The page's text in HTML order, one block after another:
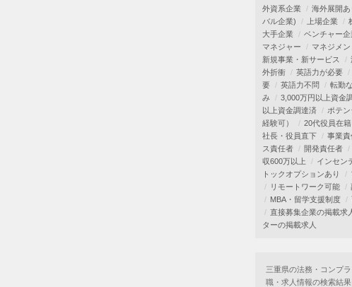
外資系企業
海外展開
バル企業)
上場企業
大手企業
ベンチャー企
マネジャー
マネジメ
新規事業・新サービス
外折衝
英語力が必要
要
英語力不問 転勤
み
3,000万円以上資金
以上資金調達済
ポテ
経験可）
20代役員在籍
社長・役員直下
事業責
ス責任者
開発責任者
収600万以上
インセン
トックオプションあり
リモートワーク可能
MBA・留学支援制度
直接募集企業の掲載求
ターの掲載求人
三重県の法務・コンプ
職・求人情報の検索結